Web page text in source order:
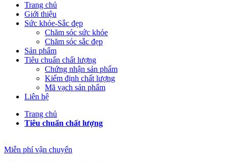
Trang chủ
Giới thiệu
Sức khỏe-Sắc đẹp
Chăm sóc sức khỏe
Chăm sóc sắc đẹp
Sản phẩm
Tiêu chuẩn chất lượng
Chứng nhận sản phẩm
Kiểm định chất lượng
Mã vạch sản phẩm
Liên hệ
Trang chủ
Tiêu chuẩn chất lượng
Miễn phí vận chuyển